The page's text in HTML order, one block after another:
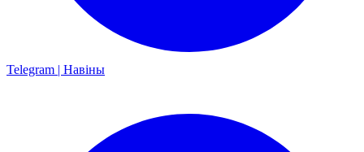
Telegram | Навіны